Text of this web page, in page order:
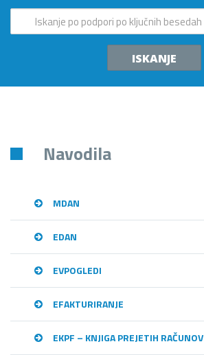
ISKANJE
Navodila
MDAN
EDAN
EVPOGLEDI
EFAKTURIRANJE
EKPF – KNJIGA PREJETIH RAČUNOV